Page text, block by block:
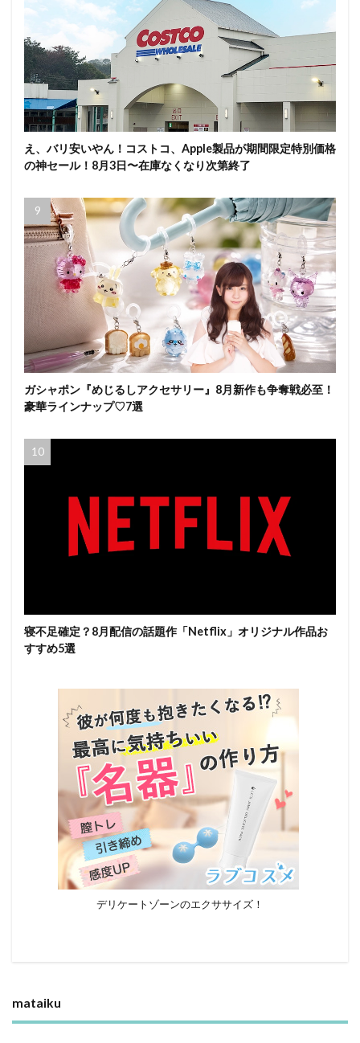
え、バリ安いやん！コストコ、Apple製品が期間限定特別価格
の神セール！8月3日〜在庫なくなり次第終了
ガシャポン『めじるしアクセサリー』8月新作も争奪戦必至！
豪華ラインナップ♡7選
寝不足確定？8月配信の話題作「Netflix」オリジナル作品お
すすめ5選
デリケートゾーンのエクササイズ！
mataiku